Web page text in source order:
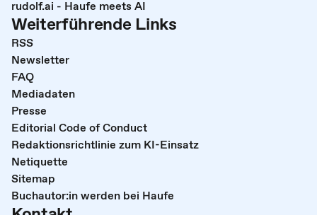
rudolf.ai - Haufe meets AI
Weiterführende Links
RSS
Newsletter
FAQ
Mediadaten
Presse
Editorial Code of Conduct
Redaktionsrichtlinie zum KI-Einsatz
Netiquette
Sitemap
Buchautor:in werden bei Haufe